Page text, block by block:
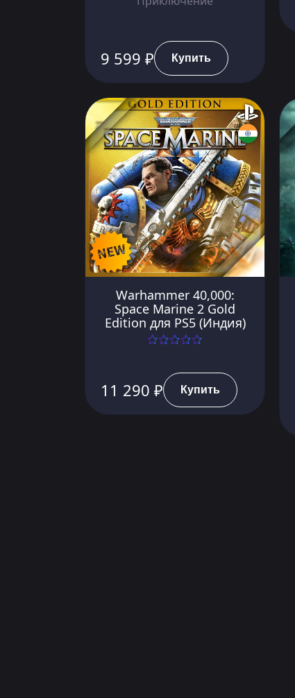
9 599 ₽ Купить
Warhammer 40,000:
Space Marine 2 Gold
Edition для PS5 (Индия)
11 290 ₽ Купить